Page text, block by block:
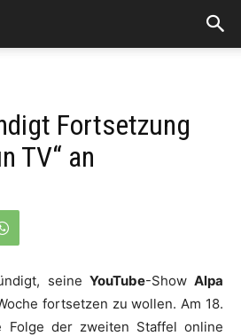
Fortsetzung
TV“ an
seineYouTube-Show Alpa
fortsetzen zu wollen. Am 18.
der zweiten Staffel online